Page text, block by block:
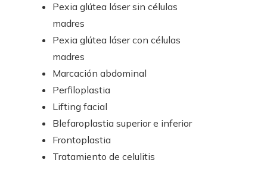
Pexia glútea láser sin células
madres
Pexia glútea láser con células
madres
Marcación abdominal
Perfiloplastia
Lifting facial
Blefaroplastia superior e inferior
Frontoplastia
Tratamiento de celulitis